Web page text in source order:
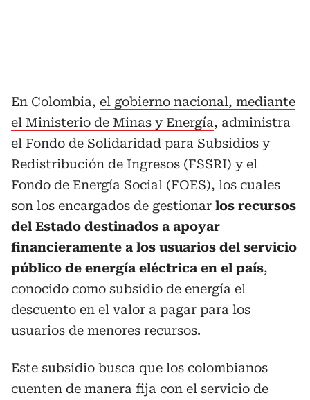
En Colombia, el gobierno nacional, mediante
el Ministerio de Minas y Energía, administra
el Fondo de Solidaridad para Subsidios y
Redistribución de Ingresos (FSSRI) y el
Fondo de Energía Social (FOES), los cuales
son los encargados de gestionar los recursos
del Estado destinados a apoyar
financieramente a los usuarios del servicio
público de energía eléctrica en el país,
conocido como subsidio de energía el
descuento en el valor a pagar para los
usuarios de menores recursos.
Este subsidio busca que los colombianos
cuenten de manera fija con el servicio de